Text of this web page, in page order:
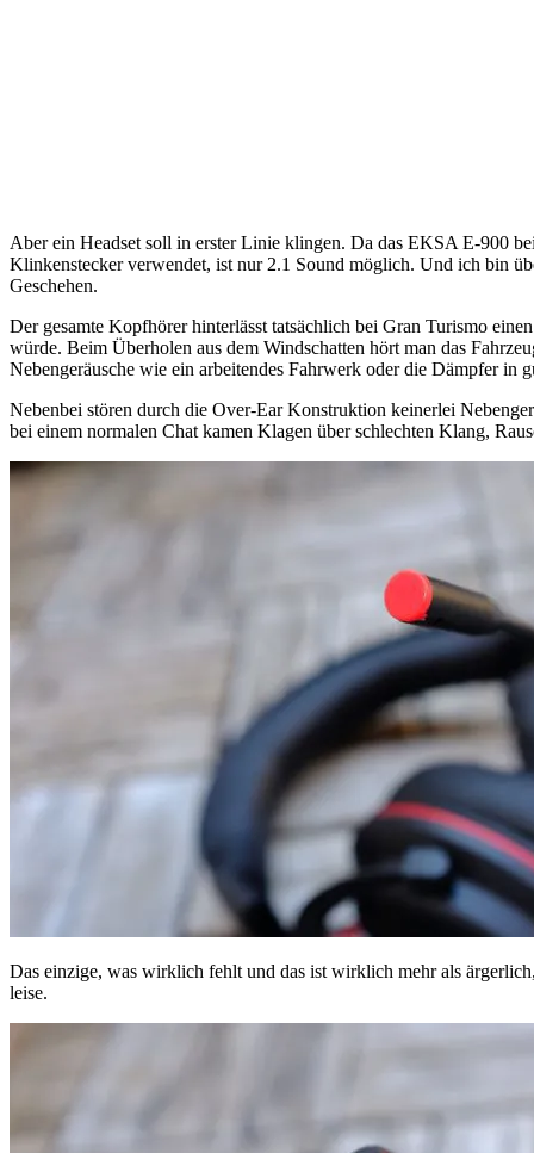
Aber ein Headset soll in erster Linie klingen. Da das EKSA E-900
Klinkenstecker verwendet, ist nur 2.1 Sound möglich. Und ich bin
Geschehen.
Der gesamte Kopfhörer hinterlässt tatsächlich bei Gran Turismo
würde. Beim Überholen aus dem Windschatten hört man das
Nebengeräusche wie ein arbeitendes Fahrwerk oder die Dämpfer in
Nebenbei stören durch die Over-Ear Konstruktion keinerlei
bei einem normalen Chat kamen Klagen über schlechten Klang,
Das einzige, was wirklich fehlt und das ist wirklich mehr als
leise.